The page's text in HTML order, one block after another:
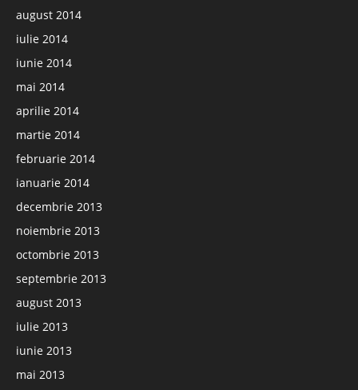
august 2014
iulie 2014
iunie 2014
mai 2014
aprilie 2014
martie 2014
februarie 2014
ianuarie 2014
decembrie 2013
noiembrie 2013
octombrie 2013
septembrie 2013
august 2013
iulie 2013
iunie 2013
mai 2013